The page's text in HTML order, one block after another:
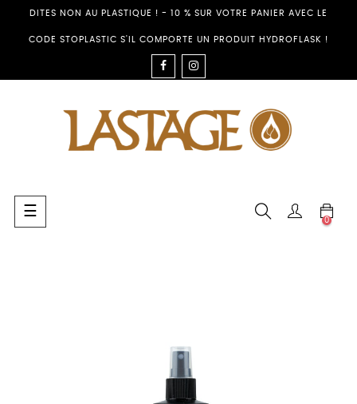
DITES NON AU PLASTIQUE ! - 10 % SUR VOTRE PANIER AVEC LE
CODE STOPLASTIC S'IL COMPORTE UN PRODUIT HYDROFLASK !
FACEBOOK
Toggle
navigation
☰
0